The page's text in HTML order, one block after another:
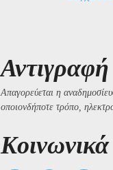
Απαγορεύεται η
οποιονδήποτε τρόπο,